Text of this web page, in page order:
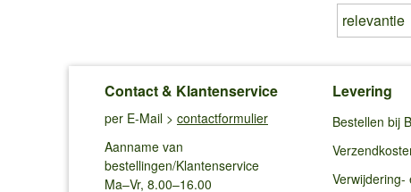
Contact & Klantenservice
per E-Mail > contactformulier
Aanname van
bestellingen/Klantenservice
Ma–Vr, 8.00–16.00
Levering
Bestellen bij
Verwijdering-